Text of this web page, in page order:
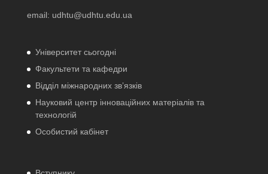
email: udhtu@udhtu.edu.ua
Університет сьогодні
Факультети та кафедри
Відділ міжнародних зв’язків
Науковий центр інноваційних матеріалів та
технологій
Особистий кабінет